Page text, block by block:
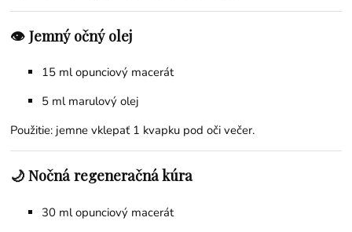
👁️ Jemný očný olej
15 ml opunciový macerát
5 ml marulový olej
Použitie: jemne vklepať 1 kvapku pod oči večer.
🌙 Nočná regeneračná kúra
30 ml opunciový macerát